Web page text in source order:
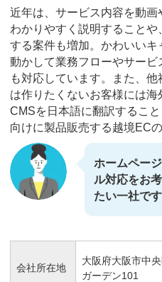
近年は、サービス内容を動
わかりやすく説明すること
する案件も増加。かわいい
動かして業務フローやサー
も対応しています。また、
は作りたくないお客様には
CMSを日本語に翻訳するこ
向けに製品販売する越境EC
ホームペー
ル対応をお
たい一社です
会社所在地
大阪府大阪市中
ガーデン101